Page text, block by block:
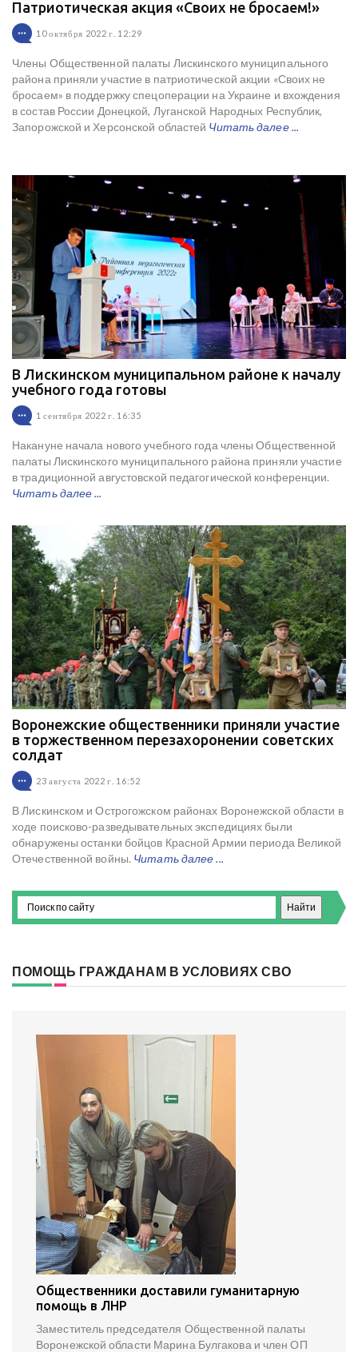
Патриотическая акция «Своих не бросаем!»
10 октября 2022 г. 12:29
Члены Общественной палаты Лискинского муниципального
района приняли участие в патриотической акции «Своих не
бросаем» в поддержку спецоперации на Украине и вхождения
в состав России Донецкой, Луганской Народных Республик,
Запорожской и Херсонской областей Читать далее ...
В Лискинском муниципальном районе к началу
учебного года готовы
1 сентября 2022 г. 16:35
Накануне начала нового учебного года члены Общественной
палаты Лискинского муниципального района приняли участие
в традиционной августовской педагогической конференции.
Читать далее ...
Воронежские общественники приняли участие
в торжественном перезахоронении советских
солдат
23 августа 2022 г. 16:52
В Лискинском и Острогожском районах Воронежской области в
ходе поисково-разведывательных экспедициях были
обнаружены останки бойцов Красной Армии периода Великой
Отечественной войны. Читать далее ...
ПОМОЩЬ ГРАЖДАНАМ В УСЛОВИЯХ СВО
Общественники доставили гуманитарную
помощь в ЛНР
Заместитель председателя Общественной палаты
Воронежской области Марина Булгакова и член ОП